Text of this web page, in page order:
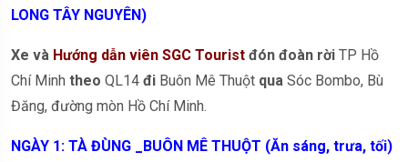
LONG TÂY NGUYÊN)
Xe và Hướng dẫn viên SGC Tourist đón đoàn rời TP Hồ
Chí Minh theo QL14 đi Buôn Mê Thuột qua Sóc Bombo, Bù
Đăng, đường mòn Hồ Chí Minh.
NGÀY 1 : TÀ ĐÙNG _ BUÔN MÊ THUỘT (Ăn sáng, trưa, tối)